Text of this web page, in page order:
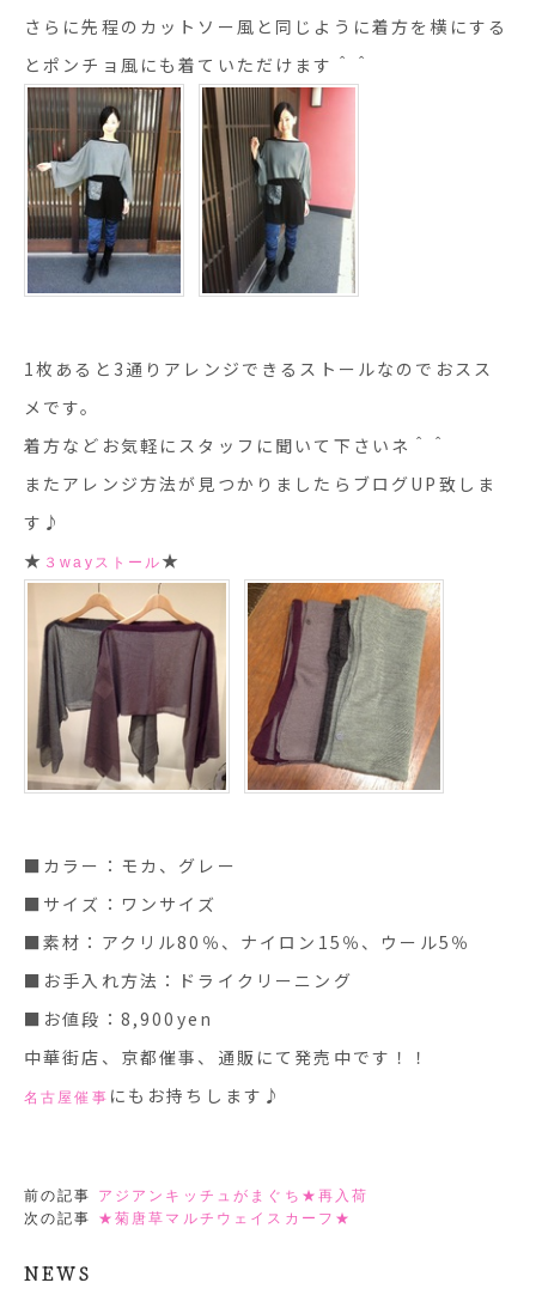
NEWS
さらに先程のカットソー風と同じように着方を横にする
とポンチョ風にも着ていただけます＾＾
1枚あると3通りアレンジできるストールなのでおスス
メです。
着方などお気軽にスタッフに聞いて下さいネ＾＾
またアレンジ方法が見つかりましたらブログUP致しま
す♪
★ ３wayストール ★
■カラー：モカ、グレー
■サイズ：ワンサイズ
■素材：アクリル80％、ナイロン15％、ウール5％
■お手入れ方法：ドライクリーニング
■お値段：8,900yen
中華街店、京都催事、通販にて発売中です！！
名古屋催事 にもお持ちします♪
前の記事 アジアンキッチュがまぐち★再入荷
次の記事 ★菊唐草マルチウェイスカーフ★